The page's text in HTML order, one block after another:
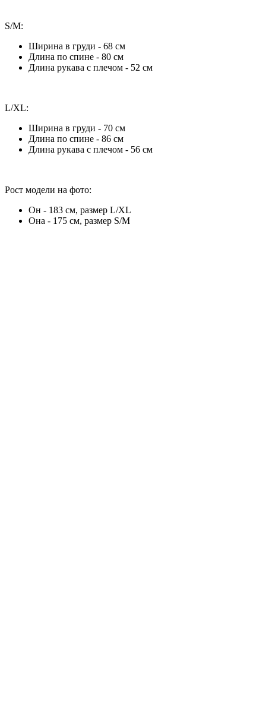
S/M:
Ширина в груди - 68 см
Длина по спине - 80 см
Длина рукава с плечом - 52 см
L/XL:
Ширина в груди - 70 см
Длина по спине - 86 см
Длина рукава с плечом - 56 см
Рост модели на фото:
Он - 183 см, размер L/XL
Она - 175 см, размер S/M